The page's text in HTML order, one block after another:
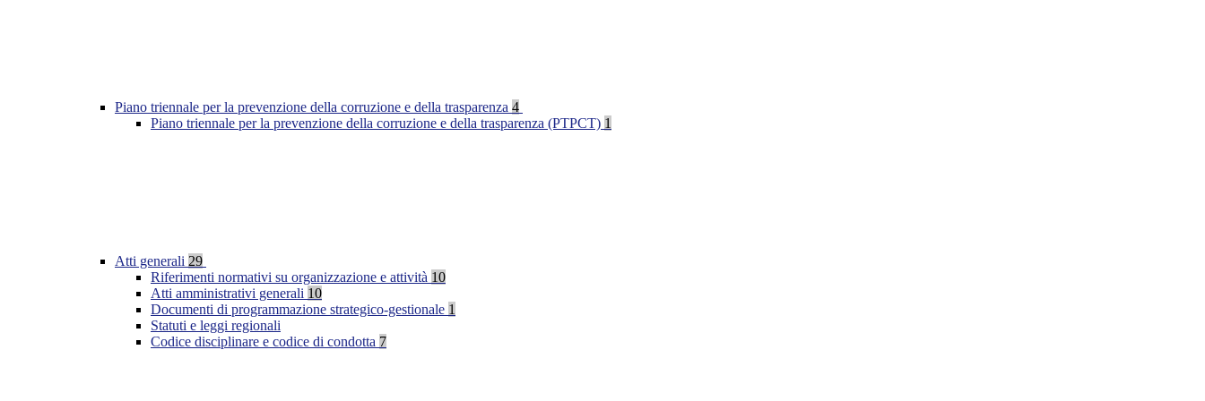
Piano triennale per la prevenzione della corruzione e della trasparenza 4
Piano triennale per la prevenzione della corruzione e della trasparenza (PTPCT) 1
Atti generali 29
Riferimenti normativi su organizzazione e attività 10
Atti amministrativi generali 10
Documenti di programmazione strategico-gestionale 1
Statuti e leggi regionali
Codice disciplinare e codice di condotta 7